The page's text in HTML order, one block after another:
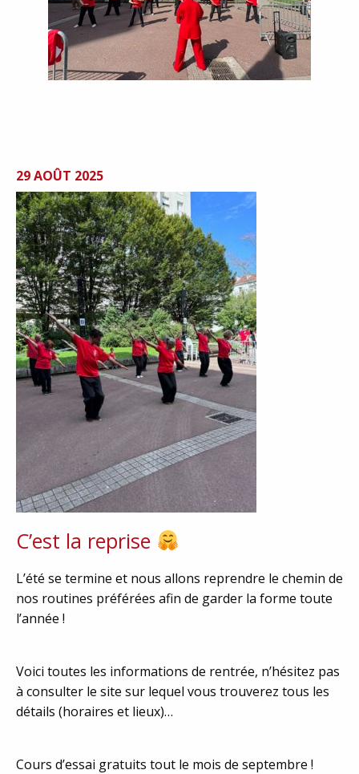
29 AOÛT 2025
C’est la reprise
L’été se termine et nous allons reprendre le chemin de
nos routines préférées afin de garder la forme toute
l’année !
Voici toutes les informations de rentrée, n’hésitez pas
à consulter le site sur lequel vous trouverez tous les
détails (horaires et lieux)…
Cours d’essai gratuits tout le mois de septembre !